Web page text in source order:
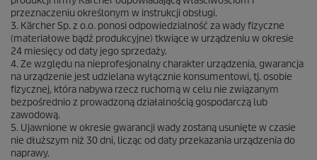
przeznaczeniu określonym w instrukcji obsługi.
3. Kärcher Sp. z o.o. ponosi odpowiedzialność za wady fizyczne
(materiałowe bądź produkcyjne) tkwiące w urządzeniu w okresie
24 miesięcy od daty jego sprzedaży.
4. Ze względu na nieprofesjonalny charakter urządzenia, gwarancja
na urządzenie jest udzielana wyłącznie konsumentowi, tj. osobie
fizycznej, która nabywa rzecz ruchomą w celu nie związanym
bezpośrednio z prowadzoną działalnością gospodarczą lub
zawodową.
5. Ujawnione w okresie gwarancji wady zostaną usunięte w czasie
nie dłuższym niż 30 dni, licząc od daty przekazania urządzenia do
naprawy.